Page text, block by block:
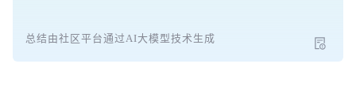
总结由社区平台通过AI大模型技术生成